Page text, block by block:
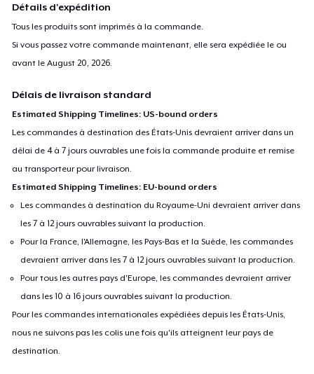
Détails d'expédition
Tous les produits sont imprimés à la commande.
Si vous passez votre commande maintenant, elle sera expédiée le ou
avant leAugust 20, 2026
Délais de livraison standard
Estimated Shipping Timelines: US-bound orders
Les commandes à destination des États-Unis devraient arriver dans un
délai de 4 à 7 jours ouvrables une fois la commande produite et remise
au transporteur pour livraison.
Estimated Shipping Timelines: EU-bound orders
Les commandes à destination du Royaume-Uni devraient arriver dans
les 7 à 12 jours ouvrables suivant la production.
Pour la France, l'Allemagne, les Pays-Bas et la Suède, les commandes
devraient arriver dans les 7 à 12 jours ouvrables suivant la production.
Pour tous les autres pays d'Europe, les commandes devraient arriver
dans les 10 à 16 jours ouvrables suivant la production.
Pour les commandes internationales expédiées depuis les États-Unis,
nous ne suivons pas les colis une fois qu'ils atteignent leur pays de
destination.